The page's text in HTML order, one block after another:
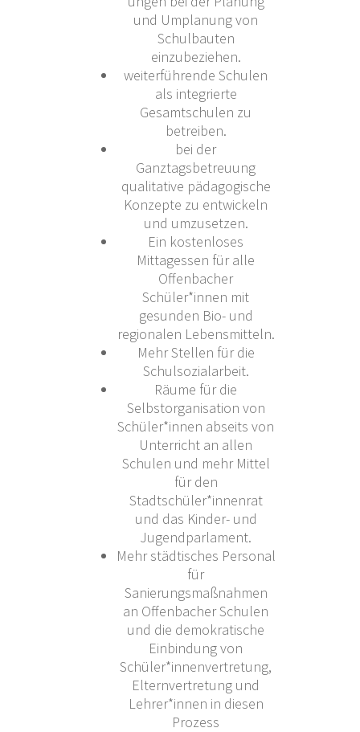
und Umplanung von
Schulbauten
einzubeziehen.
weiterführende Schulen
als integrierte
Gesamtschulen zu
betreiben.
bei der
Ganztagsbetreuung
qualitative pädagogische
Konzepte zu entwickeln
und umzusetzen.
Ein kostenloses
Mittagessen für alle
Offenbacher
Schüler*innen mit
gesunden Bio- und
regionalen Lebensmitteln.
Mehr Stellen für die
Schulsozialarbeit.
Räume für die
Selbstorganisation von
Schüler*innen abseits von
Unterricht an allen
Schulen und mehr Mittel
für den
Stadtschüler*innenrat
und das Kinder- und
Jugendparlament.
Mehr städtisches Personal
für
Sanierungsmaßnahmen
an Offenbacher Schulen
und die demokratische
Einbindung von
Schüler*innenvertretung,
Elternvertretung und
Lehrer*innen in diesen
Prozess